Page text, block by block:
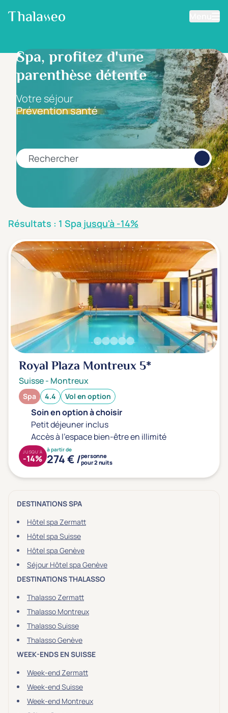
Aller au contenu principal
Spa, profitez d'une
parenthèse détente
Votre séjour
Prévention santé
Rechercher
Filtrer les résultats
Fourchette de prix
Prix par personne
Maximum
5 étoiles *****
(1)
Note de nos clients
D'après notre partenaire Avis-Vérifiés
(0)
(1)
Très bien: 3.5+
(0)
Bord de mer
Ville
Montagne
Campagne
Type de séjour
Thalasso
Thématiques bien-être
Accès à l'espace bien-être
Remise en forme
Silhouette, Minceur
Gestion du stress / sommeil
Spécial dos
Prévention santé
Sport
Résultats : 1 Spa jusqu'à -14%
Royal Plaza Montreux5*
Suisse- Montreux
Spa 4.4 Vol en option
Soin en option à choisir
Petit déjeuner inclus
Accès à l'espace bien-être en illimité
à partir de
274 € /personne
pour 2 nuits
JUSQU'À
-14%
DESTINATIONS SPA
Hôtel spa Zermatt
Hôtel spa Suisse
Hôtel spa Genève
Séjour Hôtel spa Genève
DESTINATIONS THALASSO
Thalasso Zermatt
Thalasso Montreux
Thalasso Suisse
Thalasso Genève
WEEK-ENDS EN SUISSE
Week-end Zermatt
Week-end Suisse
Week-end Montreux